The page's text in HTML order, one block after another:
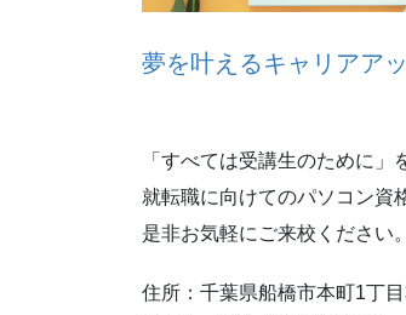
夢を叶えるキャリアア
「すべては受講生のために
就転職に向けてのパソコン資
是非お気軽にご来校ください。
住所：千葉県船橋市本町1丁